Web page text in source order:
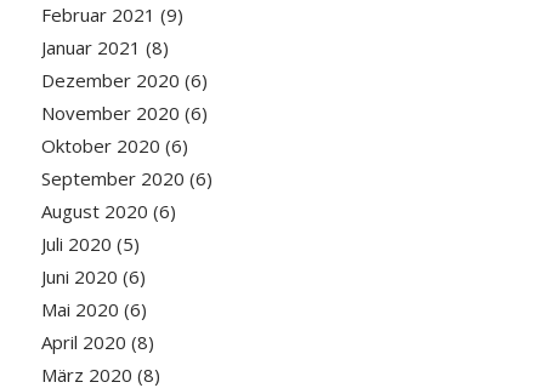
Februar 2021 (9)
Januar 2021 (8)
Dezember 2020 (6)
November 2020 (6)
Oktober 2020 (6)
September 2020 (6)
August 2020 (6)
Juli 2020 (5)
Juni 2020 (6)
Mai 2020 (6)
April 2020 (8)
März 2020 (8)